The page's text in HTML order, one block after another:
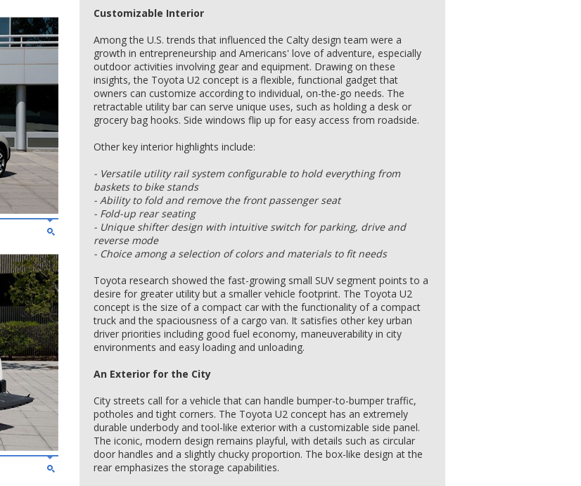
Customizable Interior
Among the U.S. trends that influenced the Calty design team were a
growth in entrepreneurship and Americans' love of adventure, especially
outdoor activities involving gear and equipment. Drawing on these
insights, the Toyota U2 concept is a flexible, functional gadget that
owners can customize according to individual, on-the-go needs. The
retractable utility bar can serve unique uses, such as holding a desk or
grocery bag hooks. Side windows flip up for easy access from roadside.
Other key interior highlights include:
- Versatile utility rail system configurable to hold everything from
baskets to bike stands
- Ability to fold and remove the front passenger seat
- Fold-up rear seating
- Unique shifter design with intuitive switch for parking, drive and
reverse mode
- Choice among a selection of colors and materials to fit needs
Toyota research showed the fast-growing small SUV segment points to a
desire for greater utility but a smaller vehicle footprint. The Toyota U2
concept is the size of a compact car with the functionality of a compact
truck and the spaciousness of a cargo van. It satisfies other key urban
driver priorities including good fuel economy, maneuverability in city
environments and easy loading and unloading.
An Exterior for the City
City streets call for a vehicle that can handle bumper-to-bumper traffic,
potholes and tight corners. The Toyota U2 concept has an extremely
durable underbody and tool-like exterior with a customizable side panel.
The iconic, modern design remains playful, with details such as circular
door handles and a slightly chucky proportion. The box-like design at the
rear emphasizes the storage capabilities.